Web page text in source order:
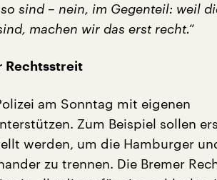
sind – nein, im Gegenteil: weil
machen wir das erst recht.“
Rechtsstreit
am Sonntag mit eigenen
Zum Beispiel sollen
werden, um die Hamburger
zu trennen. Die Bremer